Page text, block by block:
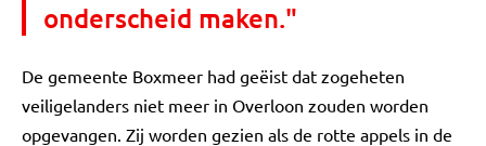
onderscheid maken."
De gemeente Boxmeer had geëist dat zogeheten
veiligelanders niet meer in Overloon zouden worden
opgevangen. Zij worden gezien als de rotte appels in de